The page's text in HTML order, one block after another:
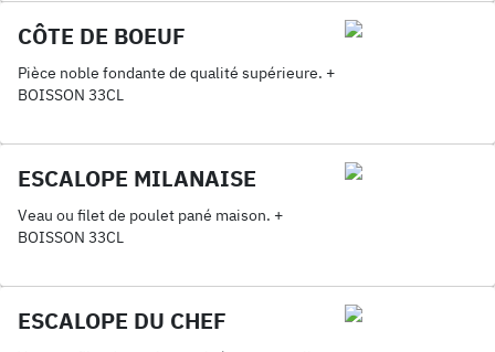
CÔTE DE BOEUF
Pièce noble fondante de qualité supérieure. +
BOISSON 33CL
ESCALOPE MILANAISE
Veau ou filet de poulet pané maison. +
BOISSON 33CL
ESCALOPE DU CHEF